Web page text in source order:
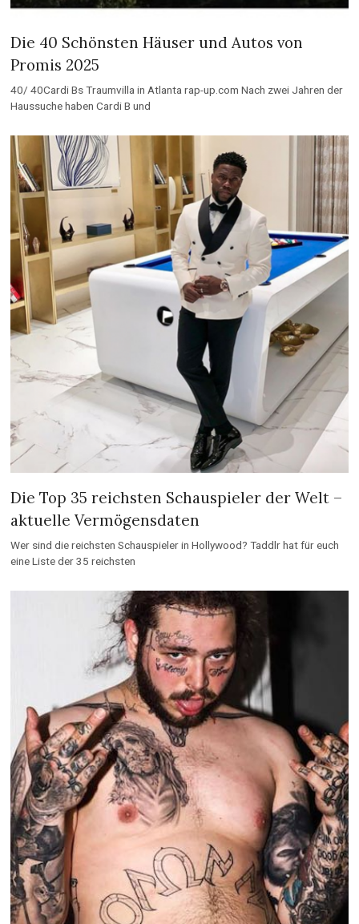
Die 40 Schönsten Häuser und Autos von
Promis 2025
40/ 40Cardi Bs Traumvilla in Atlanta rap-up.com Nach zwei Jahren der
Haussuche haben Cardi B und
Die Top 35 reichsten Schauspieler der Welt –
aktuelle Vermögensdaten
Wer sind die reichsten Schauspieler in Hollywood? Taddlr hat für euch
eine Liste der 35 reichsten